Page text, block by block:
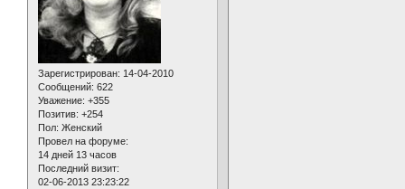
Зарегистрирован: 14-04-2010
Сообщений: 622
Уважение: +355
Позитив: +254
Пол: Женский
Провел на форуме:
14 дней 13 часов
Последний визит:
02-06-2013 23:23:22